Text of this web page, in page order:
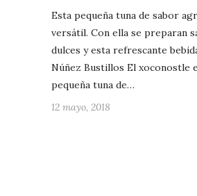
Esta pequeña tuna de sabor
versátil. Con ella se preparan
dulces y esta refrescante
Núñez Bustillos El xoconostle
pequeña tuna de…
12 mayo, 2018